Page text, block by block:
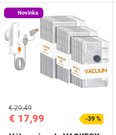
Novinka
€ 17,99
€ 29,49
-39 %